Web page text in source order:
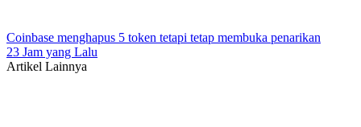
Coinbase menghapus 5 token tetapi tetap membuka penarikan
23 Jam yang Lalu
Artikel Lainnya